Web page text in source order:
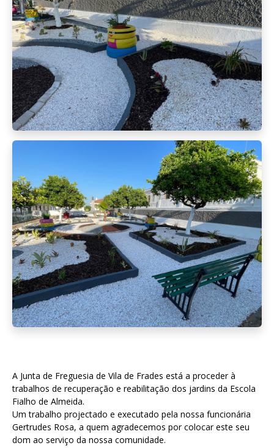
A Junta de Freguesia de Vila de Frades está a proceder à
trabalhos de recuperação e reabilitação dos jardins da Escola
Fialho de Almeida.
Um trabalho projectado e executado pela nossa funcionária
Gertrudes Rosa, a quem agradecemos por colocar este seu
dom ao serviço da nossa comunidade.